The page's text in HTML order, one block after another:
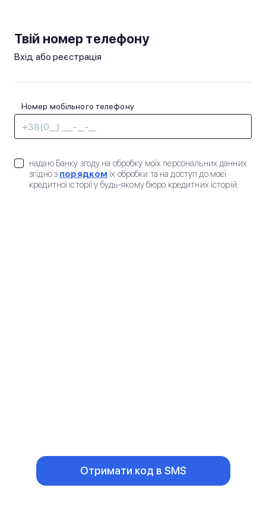
Твій номер телефону
Вхід або реєстрація
Номер мобiльного телефону
надаю Банку згоду на обробку моїх персональних данних
згідно з порядком їх обробки та на доступ до моєї
кредитної історії у будь-якому бюро кредитних історій.
Отримати код в SMS